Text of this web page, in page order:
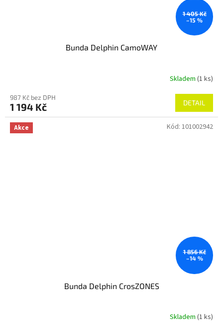
1 405 Kč
–15 %
Bunda Delphin CamoWAY
Skladem (1 ks)
987 Kč bez DPH
1 194 Kč DETAIL
Akce
1 856 Kč
–14 %
Bunda Delphin CrosZONES
Skladem (1 ks)
Kód: 101002942